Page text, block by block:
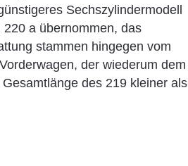
Sechszylindermodell
a übernommen, das
stammen hingegen vom
der wiederum dem
des 219 kleiner als